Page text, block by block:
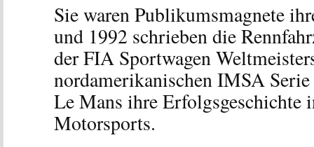
Sie waren Publikumsmagnete
und 1992 schrieben die
der FIA Sportwagen
nordamerikanischen IMSA
Le Mans ihre Erfolgsgeschichte
Motorsports.